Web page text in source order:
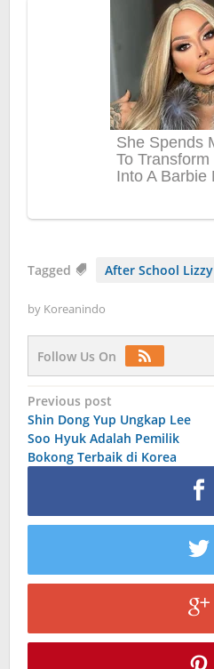
Tagged After School Lizzy
by Koreanindo
Follow Us On
Post
navigation
Previous post
Shin Dong Yup Ungkap Lee
Soo Hyuk Adalah Pemilik
Bokong Terbaik di Korea